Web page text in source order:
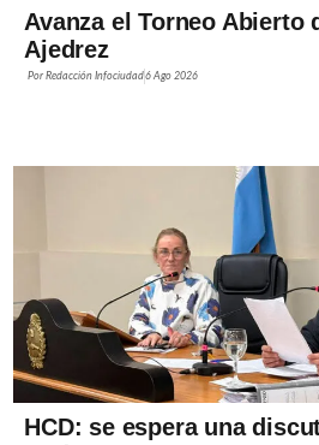
Avanza el Torneo Abierto
Ajedrez
PorRedacción Infociudad6 Ago 2026
HCD: se espera una